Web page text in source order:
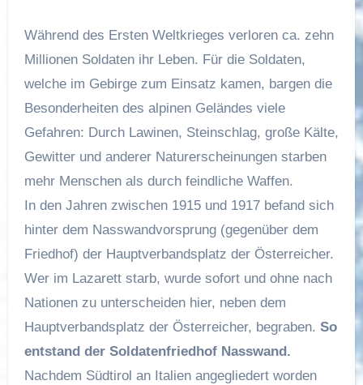
Während des Ersten Weltkrieges verloren ca. zehn
Millionen Soldaten ihr Leben. Für die Soldaten,
welche im Gebirge zum Einsatz kamen, bargen die
Besonderheiten des alpinen Geländes viele
Gefahren: Durch Lawinen, Steinschlag, große Kälte,
Gewitter und anderer Naturerscheinungen starben
mehr Menschen als durch feindliche Waffen.
In den Jahren zwischen 1915 und 1917 befand sich
hinter dem Nasswandvorsprung (gegenüber dem
Friedhof) der Hauptverbandsplatz der Österreicher.
Wer im Lazarett starb, wurde sofort und ohne nach
Nationen zu unterscheiden hier, neben dem
Hauptverbandsplatz der Österreicher, begraben. So
entstand der Soldatenfriedhof Nasswand.
Nachdem Südtirol an Italien angegliedert worden